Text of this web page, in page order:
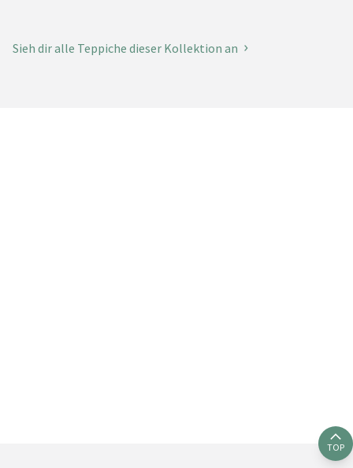
Sieh dir alle Teppiche dieser Kollektion an
TOP